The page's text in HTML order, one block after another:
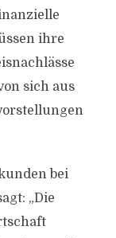
ihre
sich aus
bei
„Die